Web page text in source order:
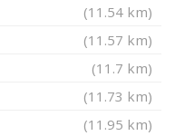
(11.54 km)
(11.57 km)
(11.7 km)
(11.73 km)
(11.95 km)